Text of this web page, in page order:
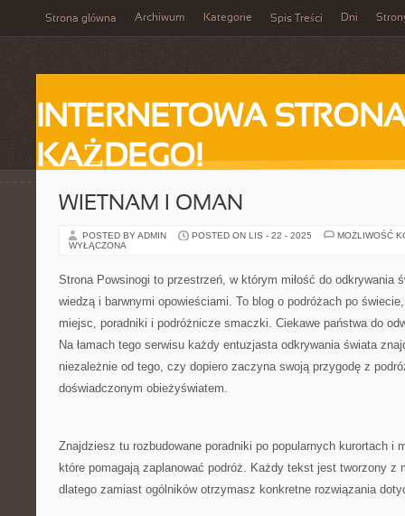
Strona główna Archiwum Kategorie Spis Treści Dni
INTERNETOWA
KAŻDEGO!
WIETNAM I OMAN
POSTED BY ADMIN POSTED ON LIS - 22 - 2025
MOŻLIWOŚĆ
WYŁĄCZONA
Strona Powsinogi to przestrzeń, w którym miłość do odkrywania
wiedzą i barwnymi opowieściami. To blog o podróżach po
miejsc, poradniki i podróżnicze smaczki. Ciekawe państwa do
Na łamach tego serwisu każdy entuzjasta odkrywania świata
niezależnie od tego, czy dopiero zaczyna swoją przygodę z
doświadczonym obieżyświatem.
Znajdziesz tu rozbudowane poradniki po popularnych kurortach i
które pomagają zaplanować podróż. Każdy tekst jest tworzony z
dlatego zamiast ogólników otrzymasz konkretne rozwiązania